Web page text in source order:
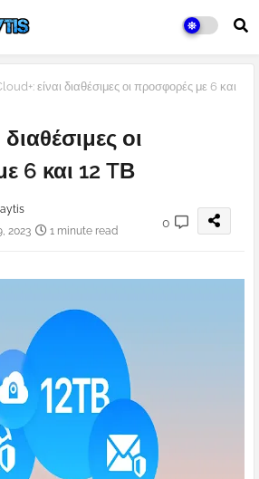
είναι διαθέσιμες οι προσφορές με 6 και
οι
6 και 12 TΒ
2023
1 minute read
0